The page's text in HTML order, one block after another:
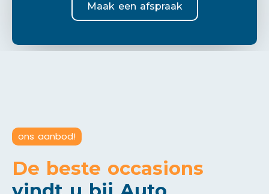
Maak een afspraak
ons aanbod!
De beste occasions